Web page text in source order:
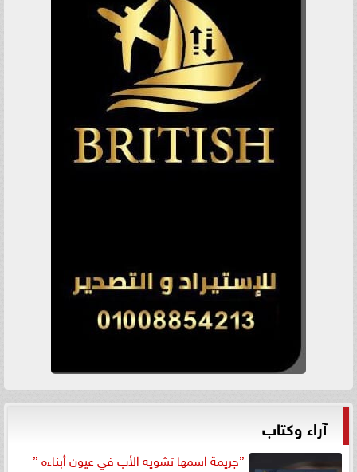
آراء وكتاب
”جريمة اسمها تشويه الأب في عيون أبناءه ”